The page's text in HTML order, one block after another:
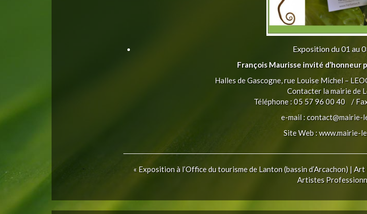
Exposition du 01 au
François Maurisse invité
Halles de Gascogne, rue Louise Michel –
Contacter la mairie de
Téléphone : 05 57 96 00 40 /
e-mail : contact@mairie-
Site Web :www.mairie-
« Exposition à l’Office du tourisme de Lanton (bassin d’Arcachon)| Art
Artistes